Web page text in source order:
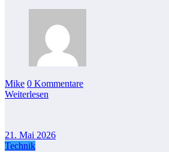
Mike 0 Kommentare
Weiterlesen
21. Mai 2026
Technik